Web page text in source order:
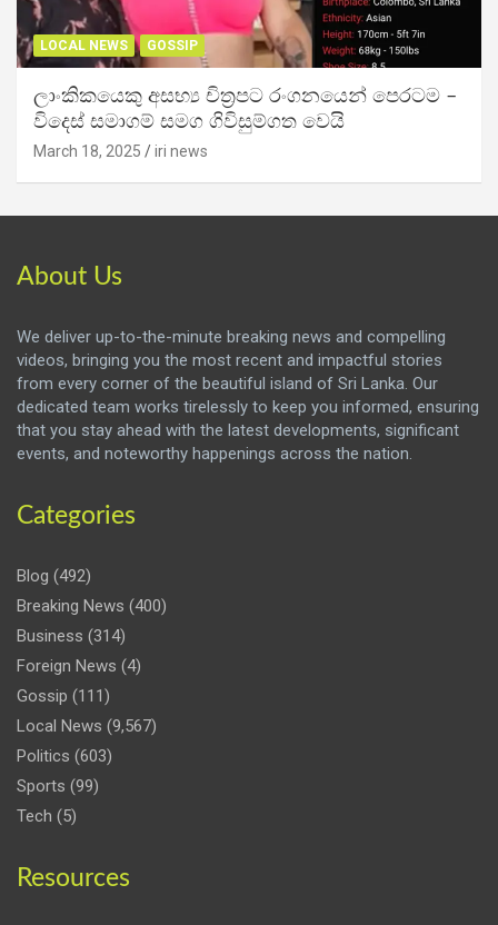
LOCAL NEWS GOSSIP
ලාංකිකයෙකු අසභ්‍ය චිත්‍රපට රංගනයෙන් පෙරටම –
විදෙස් සමාගම් සමග ගිවිසුම්ගත වෙයි
March 18, 2025 iri news
About Us
We deliver up-to-the-minute breaking news and compelling
videos, bringing you the most recent and impactful stories
from every corner of the beautiful island of Sri Lanka. Our
dedicated team works tirelessly to keep you informed, ensuring
that you stay ahead with the latest developments, significant
events, and noteworthy happenings across the nation.
Categories
Blog (492)
Breaking News (400)
Business (314)
Foreign News (4)
Gossip (111)
Local News (9,567)
Politics (603)
Sports (99)
Tech (5)
Resources